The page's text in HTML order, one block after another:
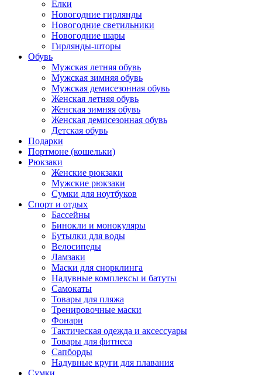
Елки
Новогодние гирлянды
Новогодние светильники
Новогодние шары
Гирлянды-шторы
Обувь
Мужская летняя обувь
Мужская зимняя обувь
Мужская демисезонная обувь
Женская летняя обувь
Женская зимняя обувь
Женская демисезонная обувь
Детская обувь
Подарки
Портмоне (кошельки)
Рюкзаки
Женские рюкзаки
Мужские рюкзаки
Сумки для ноутбуков
Спорт и отдых
Бассейны
Бинокли и монокуляры
Бутылки для воды
Велосипеды
Ламзаки
Маски для снорклинга
Надувные комплексы и батуты
Самокаты
Товары для пляжа
Тренировочные маски
Фонари
Тактическая одежда и аксессуары
Товары для фитнеса
Сапборды
Надувные круги для плавания
Сумки